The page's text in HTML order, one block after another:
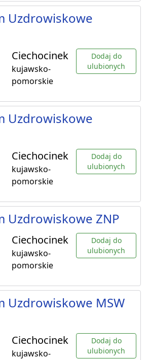
Uzdrowiskowe
Ciechocinek
kujawsko-
pomorskie
Dodaj do
ulubionych
Uzdrowiskowe
Ciechocinek
kujawsko-
pomorskie
Dodaj do
ulubionych
Uzdrowiskowe ZNP
Ciechocinek
kujawsko-
pomorskie
Dodaj do
ulubionych
Uzdrowiskowe MSW
Ciechocinek
kujawsko-
Dodaj do
ulubionych